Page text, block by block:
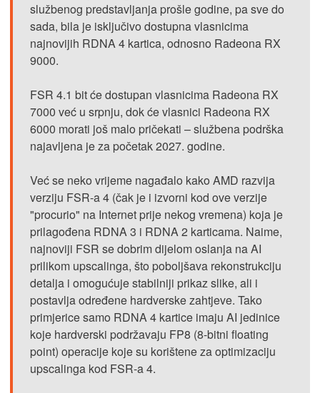
službenog predstavljanja prošle godine, pa sve do
sada, bila je isključivo dostupna vlasnicima
najnovijih RDNA 4 kartica, odnosno Radeona RX
9000.
FSR 4.1 bit će dostupan vlasnicima Radeona RX
7000 već u srpnju, dok će vlasnici Radeona RX
6000 morati još malo pričekati – službena podrška
najavljena je za početak 2027. godine.
Već se neko vrijeme nagađalo kako AMD razvija
verziju FSR-a 4 (čak je i izvorni kod ove verzije
"procurio" na Internet prije nekog vremena) koja je
prilagođena RDNA 3 i RDNA 2 karticama. Naime,
najnoviji FSR se dobrim dijelom oslanja na AI
prilikom upscalinga, što poboljšava rekonstrukciju
detalja i omogućuje stabilniji prikaz slike, ali i
postavlja određene hardverske zahtjeve. Tako
primjerice samo RDNA 4 kartice imaju AI jedinice
koje hardverski podržavaju FP8 (8-bitni floating
point) operacije koje su korištene za optimizaciju
upscalinga kod FSR-a 4.